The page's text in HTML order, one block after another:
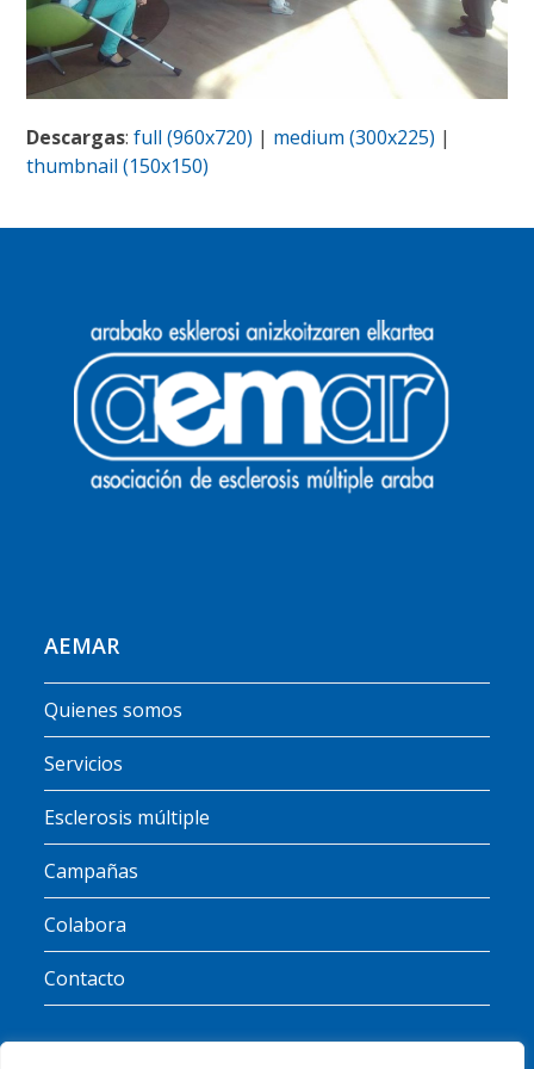
Descargas:full (960x720) | medium (300x225) |
thumbnail (150x150)
AEMAR
Quienes somos
Servicios
Esclerosis múltiple
Campañas
Colabora
Contacto